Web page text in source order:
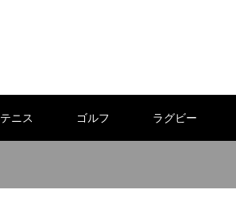
テニス ゴルフ ラグビー